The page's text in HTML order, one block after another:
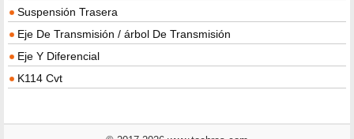
Suspensión Trasera
Eje De Transmisión / árbol De Transmisión
Eje Y Diferencial
K114 Cvt